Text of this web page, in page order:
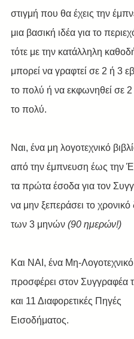
στιγμή που θα έχεις την
μια βασική ιδέα για το
τότε με την κατάλληλη
μπορεί να γραφτεί σε 2 ή 3
το πολύ ή να εκφωνηθεί σε
το πολύ.
Ναι, ένα μη λογοτεχνικό
από την έμπνευση έως την
τα πρώτα έσοδα για τον
να μην ξεπεράσει το χρονικό
των 3 μηνών (90 ημερών!)
Και ΝΑΙ, ένα Μη-
προσφέρει στον Συγγραφέα
και 11 Διαφορετικές Πηγές
Εισοδήματος.